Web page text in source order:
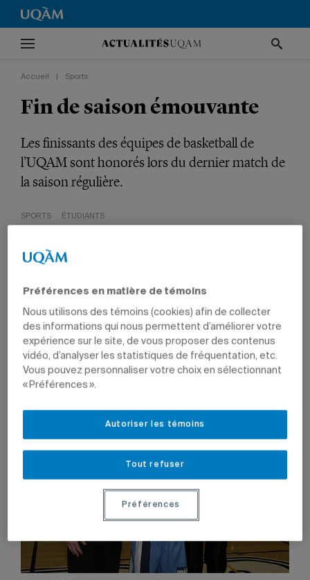
Accueil Sports
Fin de saison émouvante
Les finissants des équipes de basketball de
l’UQAM sont honorés lors du dernier match de
la saison régulière.
SPORTS ÉTUDIANTS
24 février 2014 à 14 h 02
Mis à jour le 17 septembre 2014 à 19 h 09
Préférences en matière de témoins
Nous utilisons des témoins (cookies) afin de collecter
des informations qui nous permettent d’améliorer votre
expérience sur le site, de vous proposer des contenus
vidéo, d’analyser les statistiques de fréquentation, etc.
Vous pouvez personnaliser votre choix en sélectionnant
« Préférences ».
Tout refuser
Autoriser les témoins
Préférences